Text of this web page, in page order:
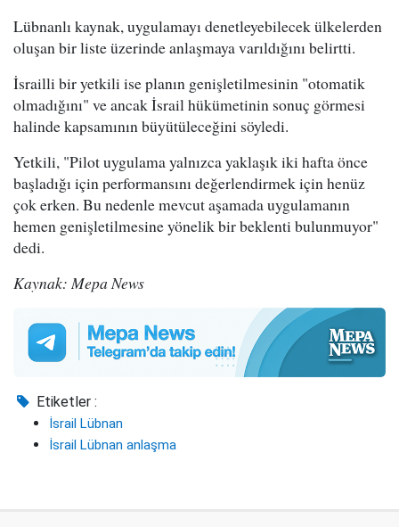
Lübnanlı kaynak, uygulamayı denetleyebilecek ülkelerden
oluşan bir liste üzerinde anlaşmaya varıldığını belirtti.
İsrailli bir yetkili ise planın genişletilmesinin "otomatik
olmadığını" ve ancak İsrail hükümetinin sonuç görmesi
halinde kapsamının büyütüleceğini söyledi.
Yetkili, "Pilot uygulama yalnızca yaklaşık iki hafta önce
başladığı için performansını değerlendirmek için henüz
çok erken. Bu nedenle mevcut aşamada uygulamanın
hemen genişletilmesine yönelik bir beklenti bulunmuyor"
dedi.
Kaynak: Mepa News
Etiketler :
İsrail Lübnan
İsrail Lübnan anlaşma